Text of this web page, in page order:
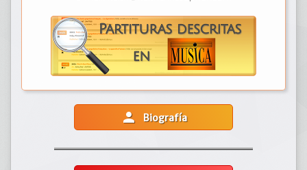
person Biografía